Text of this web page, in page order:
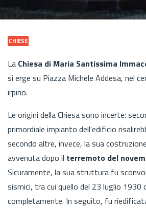
CHIESE
La Chiesa di Maria Santissima
si erge su Piazza Michele Addesa, nel
irpino.
Le origini della Chiesa sono incerte:
primordiale impianto dell'edificio
secondo altre, invece, la sua
avvenuta dopo il terremoto del
Sicuramente, la sua struttura fu
sismici, tra cui quello del 23 luglio 1930
completamente. In seguito, fu